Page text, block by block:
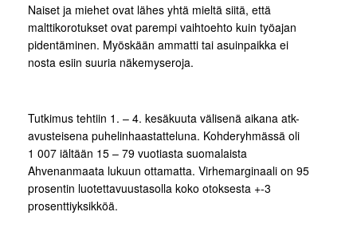
Naiset ja miehet ovat lähes yhtä mieltä siitä, että
malttikorotukset ovat parempi vaihtoehto kuin työajan
pidentäminen. Myöskään ammatti tai asuinpaikka ei
nosta esiin suuria näkemyseroja.
Tutkimus tehtiin 1. – 4. kesäkuuta välisenä aikana atk-
avusteisena puhelinhaastatteluna. Kohderyhmässä oli
1 007 iältään 15 – 79 vuotiasta suomalaista
Ahvenanmaata lukuun ottamatta. Virhemarginaali on 95
prosentin luotettavuustasolla koko otoksesta +-3
prosenttiyksikköä.